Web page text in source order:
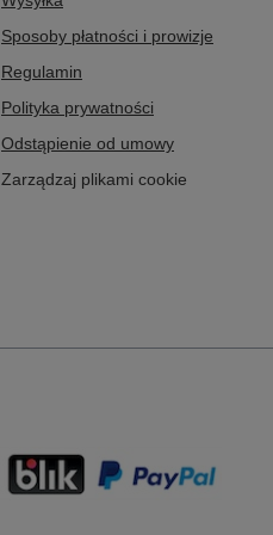
Sposoby płatności i prowizje
Regulamin
Polityka prywatności
Odstąpienie od umowy
Zarządzaj plikami cookie